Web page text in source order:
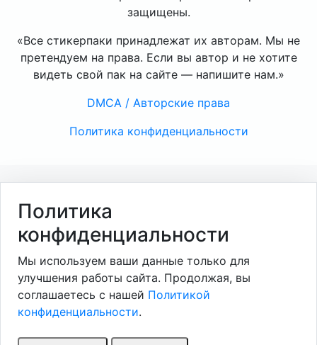
защищены.
«Все стикерпаки принадлежат их авторам. Мы не
претендуем на права. Если вы автор и не хотите
видеть свой пак на сайте — напишите нам.»
DMCA / Авторские права
Политика конфиденциальности
Политика
конфиденциальности
Мы используем ваши данные только для
улучшения работы сайта. Продолжая, вы
соглашаетесь с нашей Политикой
конфиденциальности.